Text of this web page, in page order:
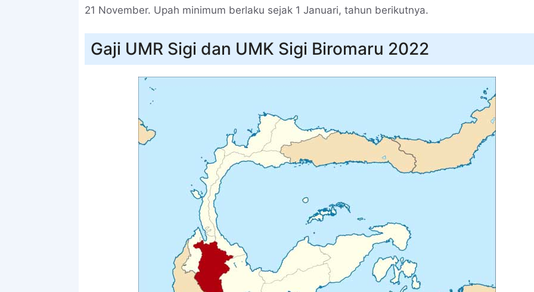
21 November. Upah minimum berlaku sejak 1 Januari, tahun berikutnya.
Gaji UMR Sigi dan UMK Sigi Biromaru 2022